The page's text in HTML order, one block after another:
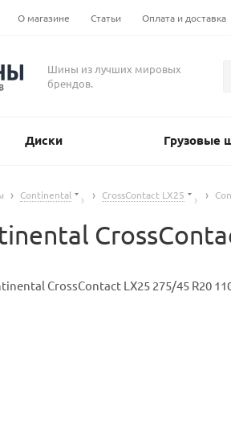
О магазине Статьи Оплата и доставка
Шины из лучших мировых
брендов.
Диски Грузовые
Continental CrossContact LX25